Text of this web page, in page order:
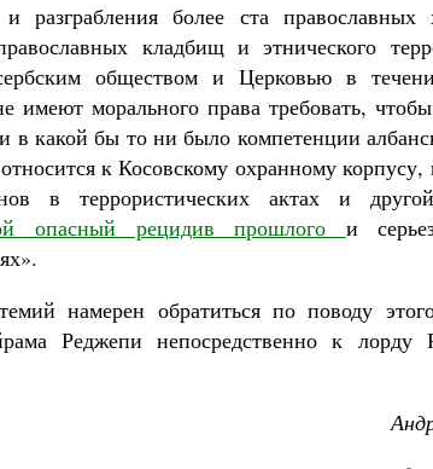
разграбления более ста православных
кладбищ и этнического
обществом и Церковью в
имеют морального права требовать,
в какой бы то ни было компетенции
к Косовскому охранному корпусу,
в террористических актах и
опасный рецидив прошлого и
намерен обратиться по поводу
Реджепи непосредственно к лорду